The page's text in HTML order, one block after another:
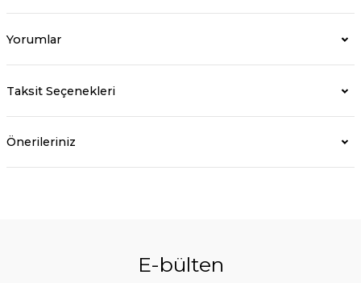
Yorumlar
Taksit Seçenekleri
Önerileriniz
E-bülten